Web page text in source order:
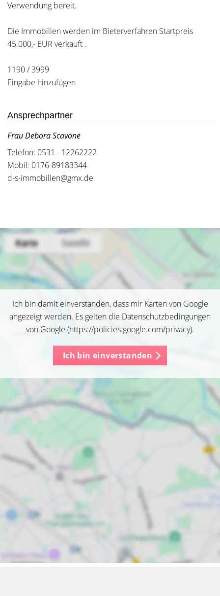
Verwendung bereit.
Die Immobilien werden im Bieterverfahren Startpreis
45.000,- EUR verkauft .
1190 / 3999
Eingabe hinzufügen
Ansprechpartner
Frau Debora Scavone
Telefon: 0531 - 12262222
Mobil: 0176-89183344
d-s-immobilien@gmx.de
Ich bin damit einverstanden, dass mir Karten von Google
angezeigt werden. Es gelten die Datenschutzbedingungen
von Google (https://policies.google.com/privacy).
Ich bin einverstanden